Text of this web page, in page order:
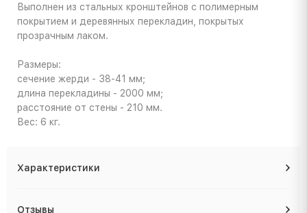
Выполнен из стальных кронштейнов с полимерным
покрытием и деревянных перекладин, покрытых
прозрачным лаком.
Размеры:
сечение жерди - 38-41 мм;
длина перекладины - 2000 мм;
расстояние от стены - 210 мм.
Вес: 6 кг.
Характеристики
Отзывы